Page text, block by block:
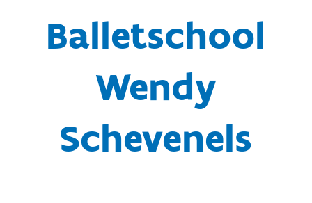
Balletschool
Wendy
Schevenels